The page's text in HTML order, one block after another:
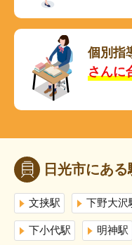
個別指
さんに
日光市にあ
文挟駅 下野大沢
下小代駅 明神駅